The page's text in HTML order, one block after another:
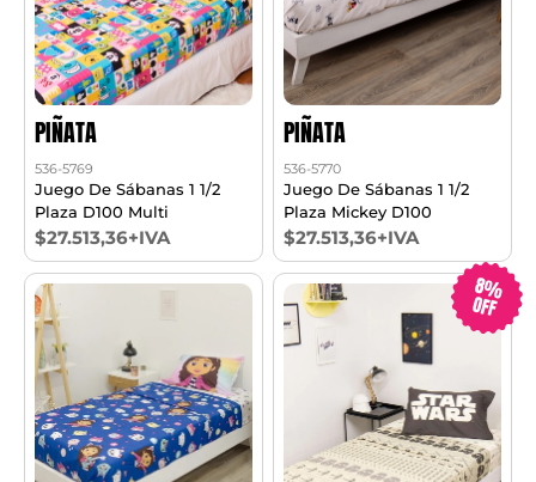
PIÑATA
536-5769
Juego De Sábanas 1 1/2
Plaza D100 Multi
$27.513,36+IVA
PIÑATA
536-5770
Juego De Sábanas 1 1/2
Plaza Mickey D100
$27.513,36+IVA
8%
OFF